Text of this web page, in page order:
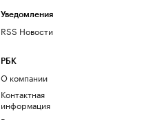
Уведомления
RSS Новости
РБК
О компании
Контактная
информация